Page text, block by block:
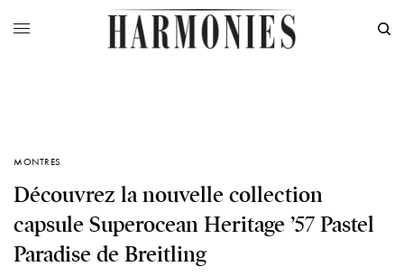
MONTRES
Découvrez la nouvelle collection
capsule Superocean Heritage ’57 Pastel
Paradise de Breitling